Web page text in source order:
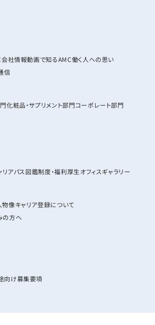
会社情報動画で知るAMC働く人への思い
信
化粧品・サプリメント部門コーポレート部門
リアパス図鑑制度・福利厚生オフィスギャラリー
物像キャリア登録について
の方へ
向け募集要項